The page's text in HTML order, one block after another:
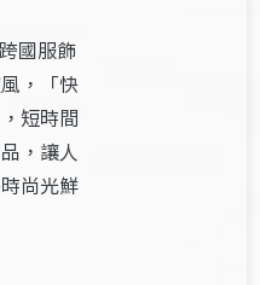
國服飾
，「快
短時間
，讓人
尚光鮮